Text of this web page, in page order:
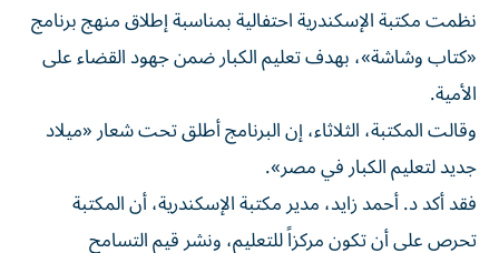
نظمت مكتبة الإسكندرية احتفالية بمناسبة إطلاق منهج برنامج
«كتاب وشاشة»، بهدف تعليم الكبار ضمن جهود القضاء على
الأمية.
وقالت المكتبة، الثلاثاء، إن البرنامج أطلق تحت شعار «ميلاد
جديد لتعليم الكبار في مصر».
فقد أكد د. أحمد زايد، مدير مكتبة الإسكندرية، أن المكتبة
تحرص على أن تكون مركزاً للتعليم، ونشر قيم التسامح